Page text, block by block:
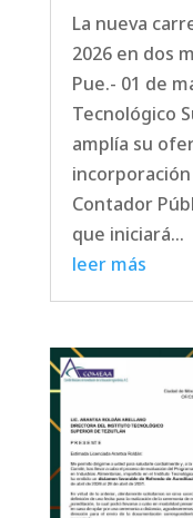
La nueva
2026 en dos
Pue.- 01 de
Tecnológico
amplía su
Contador
que iniciará...
leer más